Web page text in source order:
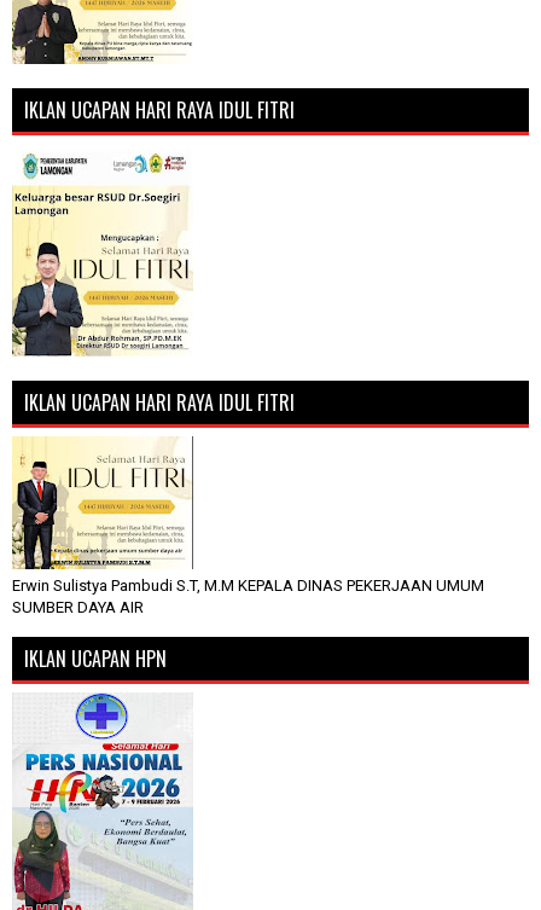
IKLAN UCAPAN HARI RAYA IDUL FITRI
IKLAN UCAPAN HARI RAYA IDUL FITRI
Erwin Sulistya Pambudi S.T, M.M KEPALA DINAS PEKERJAAN UMUM
SUMBER DAYA AIR
IKLAN UCAPAN HPN